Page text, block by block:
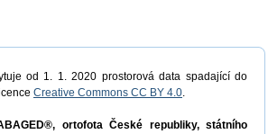
od 1. 1. 2020 prostorová data spadající do
Creative Commons CC BY 4.0.
ortofota České republiky, státního